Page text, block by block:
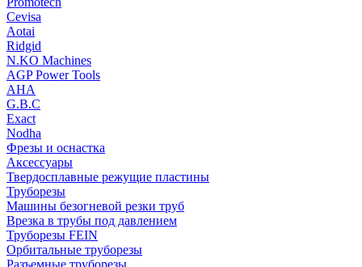
Cevisa
Aotai
Ridgid
N.KO Machines
AGP Power Tools
AHA
G.B.C
Exact
Nodha
Фрезы и оснастка
Аксессуары
Твердосплавные режущие пластины
Труборезы
Машины безогневой резки труб
Врезка в трубы под давлением
Труборезы FEIN
Орбитальные труборезы
Разъемные труборезы